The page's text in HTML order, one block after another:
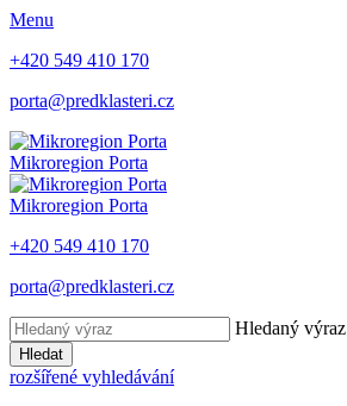
Menu
+420 549 410 170
porta@predklasteri.cz
Mikroregion Porta
Mikroregion Porta
+420 549 410 170
porta@predklasteri.cz
Hledaný výraz
Hledat
rozšířené vyhledávání